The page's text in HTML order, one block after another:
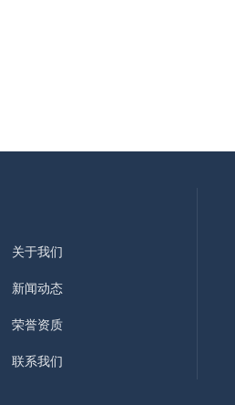
关于我们
新闻动态
荣誉资质
联系我们